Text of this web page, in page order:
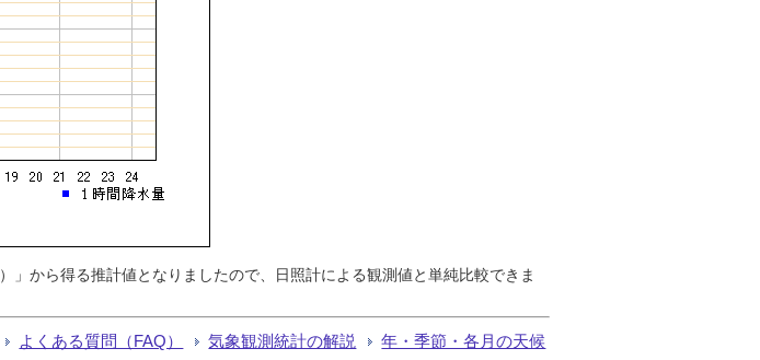
から得る推計値となりましたので、日照計による観測値と単純比較できま
よくある質問（FAQ） 気象観測統計の解説 年・季節・各月の天候